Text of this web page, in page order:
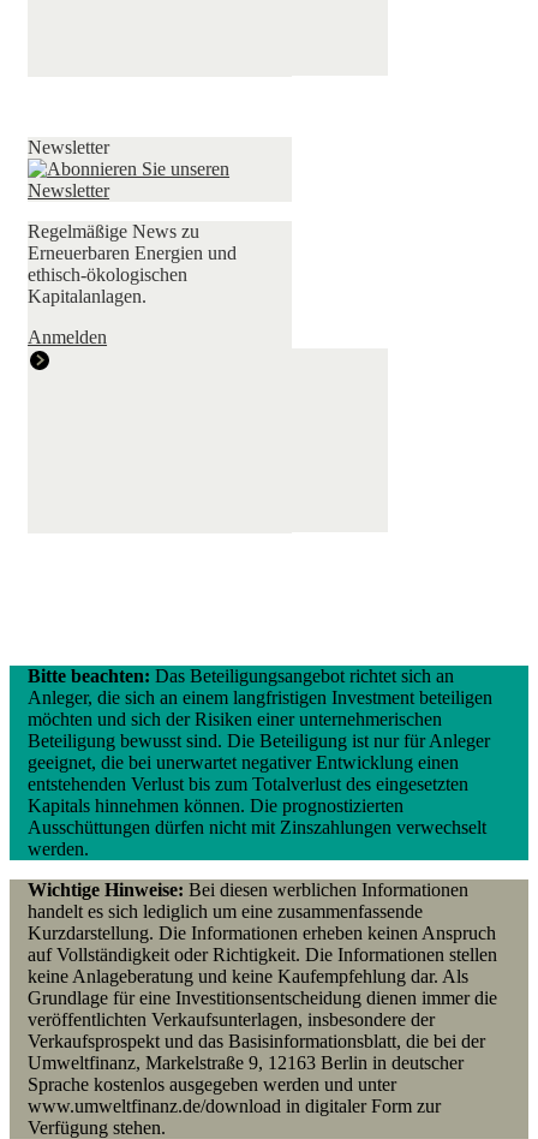
Newsletter
Regelmäßige News zu
Erneuerbaren Energien und
ethisch-ökologischen
Kapitalanlagen.
Anmelden
Bitte beachten: Das Beteiligungsangebot richtet sich an
Anleger, die sich an einem langfristigen Investment beteiligen
möchten und sich der Risiken einer unternehmerischen
Beteiligung bewusst sind. Die Beteiligung ist nur für Anleger
geeignet, die bei unerwartet negativer Entwicklung einen
entstehenden Verlust bis zum Totalverlust des eingesetzten
Kapitals hinnehmen können. Die prognostizierten
Ausschüttungen dürfen nicht mit Zinszahlungen verwechselt
werden.
Wichtige Hinweise: Bei diesen werblichen Informationen
handelt es sich lediglich um eine zusammenfassende
Kurzdarstellung. Die Informationen erheben keinen Anspruch
auf Vollständigkeit oder Richtigkeit. Die Informationen stellen
keine Anlageberatung und keine Kaufempfehlung dar. Als
Grundlage für eine Investitionsentscheidung dienen immer die
veröffentlichten Verkaufsunterlagen, insbesondere der
Verkaufsprospekt und das Basisinformationsblatt, die bei der
Umweltfinanz, Markelstraße 9, 12163 Berlin in deutscher
Sprache kostenlos ausgegeben werden und unter
www.umweltfinanz.de/download in digitaler Form zur
Verfügung stehen.